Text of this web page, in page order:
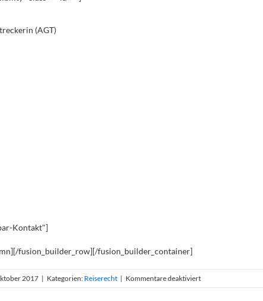
(AGT)
Kontakt"]
fusion_builder_row][/fusion_builder_container]
2017 | Kategorien: Reiserecht | Kommentare deaktiviertfür
Ausgleichszahlung